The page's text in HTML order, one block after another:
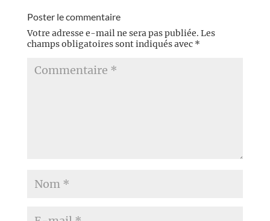
Poster le commentaire
Votre adresse e-mail ne sera pas publiée. Les
champs obligatoires sont indiqués avec *